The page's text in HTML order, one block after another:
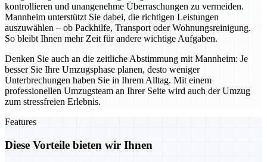
kontrollieren und unangenehme Überraschungen zu vermeiden.
Mannheim unterstützt Sie dabei, die richtigen Leistungen
auszuwählen – ob Packhilfe, Transport oder Wohnungsreinigung.
So bleibt Ihnen mehr Zeit für andere wichtige Aufgaben.
Denken Sie auch an die zeitliche Abstimmung mit Mannheim: Je
besser Sie Ihre Umzugsphase planen, desto weniger
Unterbrechungen haben Sie in Ihrem Alltag. Mit einem
professionellen Umzugsteam an Ihrer Seite wird auch der Umzug
zum stressfreien Erlebnis.
Features
Diese Vorteile bieten wir Ihnen